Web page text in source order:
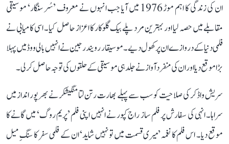
ان کی زندگی کا اہم موڑ 1976 میں آیا جب انہوں نے معروف ’سُر سنگار‘ موسیقی
مقابلے میں حصہ لیا اور بہترین مرد پلے بیک گلوکار کا اعزاز حاصل کیا۔ اسی کامیابی نے
فلمی دنیا کے دروازے ان پر کھول دیے۔ موسیقار رویندر جین نے انہیں بالی ووڈ میں پہلا
بڑا موقع دیا اور ان کی منفرد آواز نے جلد ہی موسیقی کے حلقوں کی توجہ حاصل کر لی۔
سریش واڈکر کی صلاحیت کو سب سے پہلے بھارت رتن لتا منگیشکر نے بھرپور انداز میں
سراہا۔ انہی کی سفارش پر فلم ساز راج کپور نے انہیں اپنی فلم ’پریم روگ‘ میں گانے کا
موقع دیا۔ اس فلم کا نغمہ ’میری قسمت میں تو نہیں شاید‘ ان کے فلمی سفر کا سنگِ میل